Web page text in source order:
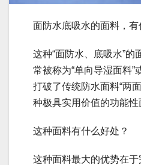
面防水底吸水的面料，有
这种“面防水、底吸水”的
常被称为“单向导湿面料”
打破了传统防水面料“两
种极具实用价值的功能性
这种面料有什么好处？
这种面料最大的优势在于